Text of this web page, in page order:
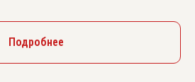
Подробнее